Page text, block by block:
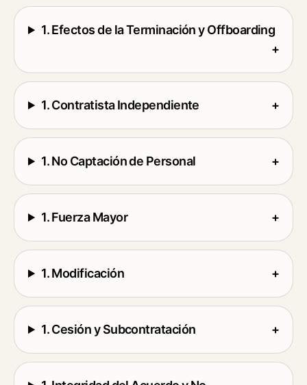
1. Efectos de la Terminación y Offboarding
+
1. Contratista Independiente +
1. No Captación de Personal +
1. Fuerza Mayor +
1. Modificación +
1. Cesión y Subcontratación +